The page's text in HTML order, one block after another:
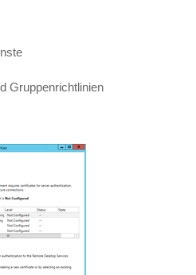
Gruppenrichtlinien